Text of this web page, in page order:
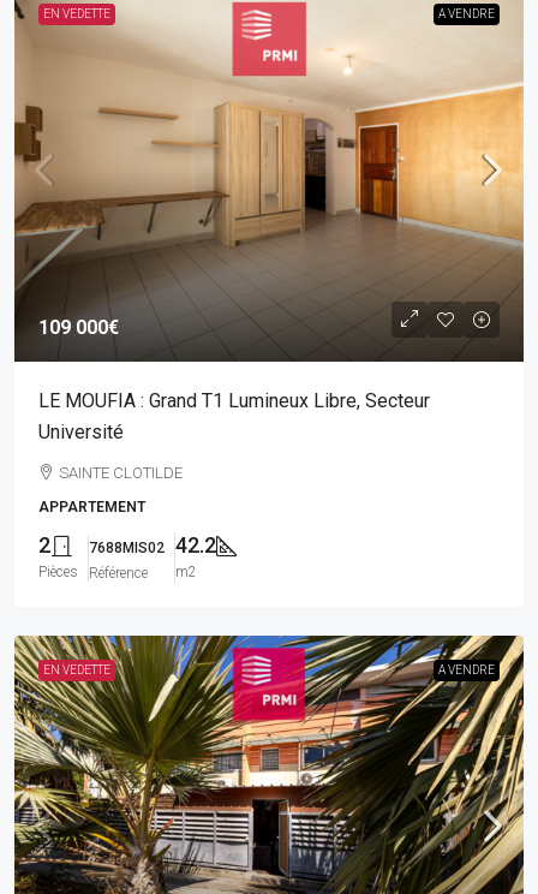
EN VEDETTE A VENDRE
109 000€
LE MOUFIA : Grand T1 Lumineux Libre, Secteur
Université
SAINTE CLOTILDE
APPARTEMENT
2
Pièces
7688MIS02
Référence
42.2
m2
EN VEDETTE A VENDRE